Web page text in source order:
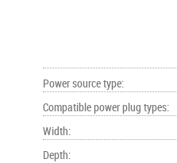
Power source type:
Compatible power plug types:
Width:
Depth: